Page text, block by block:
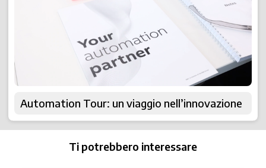
Automation Tour: un viaggio nell’innovazione
Ti potrebbero interessare